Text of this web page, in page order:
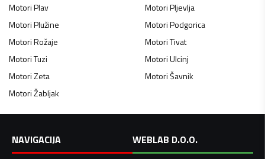
MotoriPlav MotoriPljevlja
MotoriPlužine MotoriPodgorica
MotoriRožaje MotoriTivat
MotoriTuzi MotoriUlcinj
MotoriZeta MotoriŠavnik
MotoriŽabljak
NAVIGACIJA
WEBLAB D.O.O.